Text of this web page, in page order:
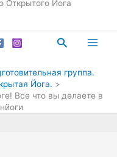
Открытого Йога
Поиск
группа.
Йога.
Все что вы делаете в